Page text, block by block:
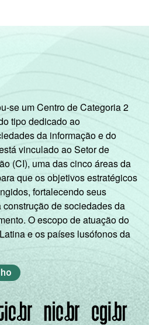
se um Centro de Categoria 2
tipo dedicado ao
da informação e do
vinculado ao Setor de
(CI), uma das cinco áreas da
que os objetivos estratégicos
fortalecendo seus
de sociedades da
O escopo de atuação do
e os países lusófonos da